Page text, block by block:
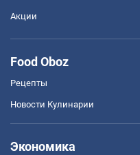
Акции
Food Oboz
Рецепты
Новости Кулинарии
Экономика